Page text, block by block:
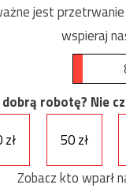
jest
wspieraj
robotę? Nie
zł
50 zł
Zobacz kto wparł